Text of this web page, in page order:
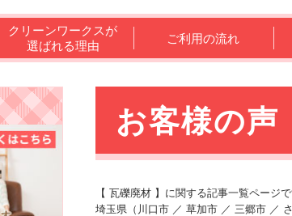
クリーンワークスが
選ばれる理由
ご利用の流れ
お客様の声
【 瓦礫廃材 】に関する記事一覧ページで
埼玉県（川口市 ／ 草加市 ／ 三郷市 ／